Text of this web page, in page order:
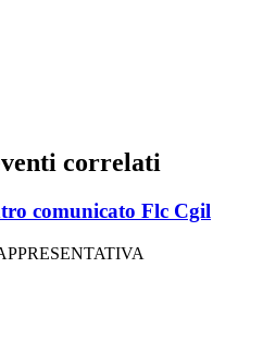
correlati
comunicato Flc Cgil